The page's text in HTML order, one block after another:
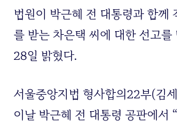
법원이 박근혜 전 대통령과 함께
를 받는 차은택 씨에 대한 선고를
28일 밝혔다.
서울중앙지법 형사합의22부(김
이날 박근혜 전 대통령 공판에서